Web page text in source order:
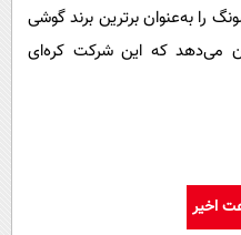
را به‌عنوان برترین برند گوشی
می‌دهد که این شرکت کره‌ای
اخیر